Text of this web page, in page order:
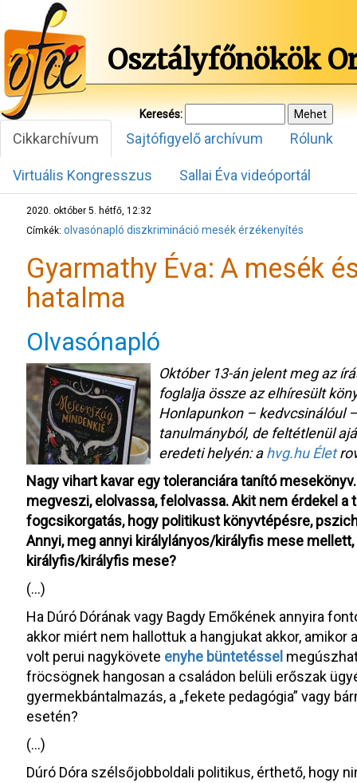
Osztályfőnökök
Keresés:
Cikkarchívum Sajtófigyelő archívum Rólunk
Virtuális Kongresszus Sallai Éva videóportál
2020. október 5. hétfő, 12:32
Címkék: olvasónapló diszkrimináció mesékérzékenyítés
Gyarmathy Éva: A mesék
hatalma
Olvasónapló
Október 13-án jelent meg az
foglalja össze az elhíresült
Honlapunkon – kedvcsinálóul
tanulmányból, de feltétlenül
eredeti helyén: ahvg.hu Élet
Nagy vihart kavar egy toleranciára tanító
megveszi, elolvassa, felolvassa. Akit nem érdekel a
fogcsikorgatás, hogy politikust könyvtépésre,
Annyi, meg annyi királylányos/királyfis mese
királyfis/királyfis mese?
(…)
Ha Dúró Dórának vagy Bagdy Emőkének annyira
akkor miért nem hallottuk a hangjukat akkor, amikor
volt perui nagykövete enyhe büntetéssel
fröcsögnek hangosan a családon belüli erőszak
gyermekbántalmazás, a „fekete pedagógia” vagy
esetén?
(…)
Dúró Dóra szélsőjobboldali politikus, érthető, hogy